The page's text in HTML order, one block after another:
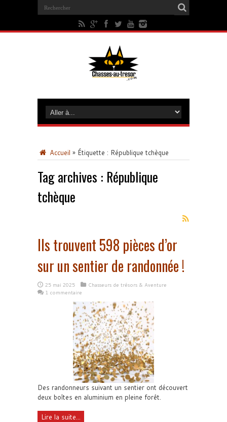
Accueil » Étiquette : République tchèque
Tag archives : République
tchèque
Ils trouvent 598 pièces d’or
sur un sentier de randonnée !
25 mai 2025
Chasseurs de trésors & Aventure
1 commentaire
Des randonneurs suivant un sentier ont découvert
deux boîtes en aluminium en pleine forêt.
Lire la suite...